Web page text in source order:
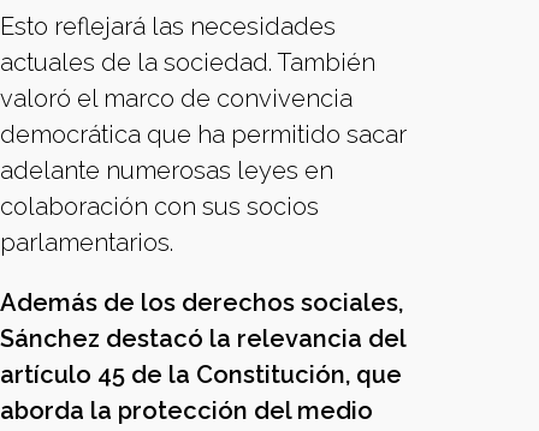
Esto reflejará las necesidades
actuales de la sociedad. También
valoró el marco de convivencia
democrática que ha permitido sacar
adelante numerosas leyes en
colaboración con sus socios
parlamentarios.
Además de los derechos sociales,
Sánchez destacó la relevancia del
artículo 45 de la Constitución, que
aborda la protección del medio